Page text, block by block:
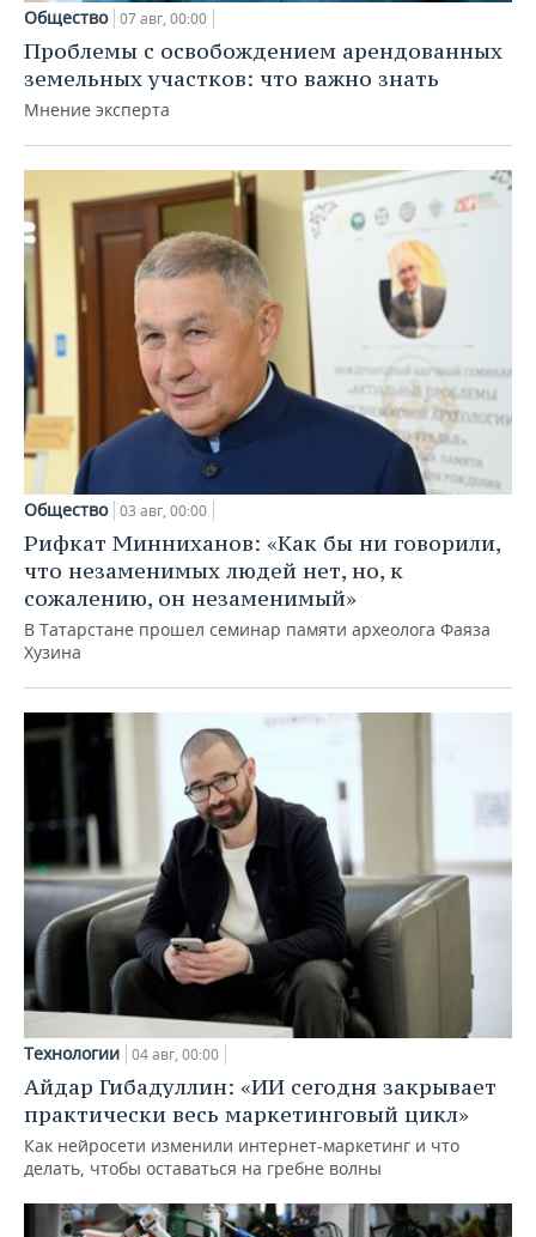
Общество 07 авг, 00:00
Проблемы с освобождением арендованных
земельных участков: что важно знать
Мнение эксперта
Общество 03 авг, 00:00
Рифкат Минниханов: «Как бы ни говорили,
что незаменимых людей нет, но, к
сожалению, он незаменимый»
В Татарстане прошел семинар памяти археолога Фаяза
Хузина
Технологии 04 авг, 00:00
Айдар Гибадуллин: «ИИ сегодня закрывает
практически весь маркетинговый цикл»
Как нейросети изменили интернет-маркетинг и что
делать, чтобы оставаться на гребне волны